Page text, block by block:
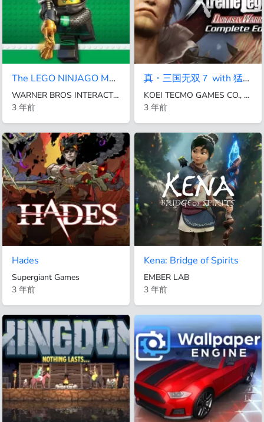
The LEGO NINJAGO Movie Video Game
WARNER BROS INTERACTIVE ENTERTAINMENT
3 年前
真・三国无双７ with 猛将传
KOEI TECMO GAMES CO., LTD.
3 年前
Hades
Supergiant Games
3 年前
Kena: Bridge of Spirits
EMBER LAB
3 年前